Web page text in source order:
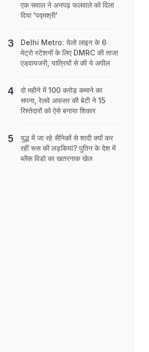
एक सवाल ने अनपढ़ फलवाले को दिला
दिया 'पद्मश्री'
Delhi Metro: येलो लाइन के 6
मेट्रो स्‍टेशनों के लिए DMRC की ताजा
एडवायजरी, यात्रियों से की ये अपील
दो महीने में 100 करोड़ कमाने का
सपना, रेलवे अफसर की बेटी ने 15
रिश्तेदारों को ऐसे बनाया शिकार
युद्ध में जा रहे सैनिकों से शादी क्यों कर
रहीं रूस की लड़कियां? पुतिन के देश में
ब्लैक विडो का खतरनाक खेल